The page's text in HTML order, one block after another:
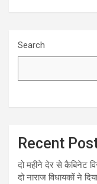
Search
Recent
दो महीने देर से कैबिनेट
दो नाराज विधायकों ने